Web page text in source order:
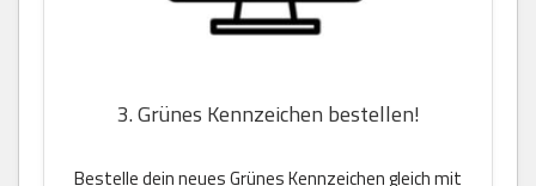
3. Grünes Kennzeichen bestellen!
Bestelle dein neues Grünes Kennzeichen gleich mit